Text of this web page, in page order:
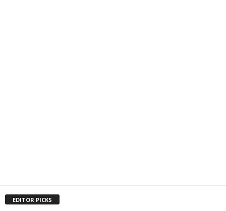
EDITOR PICKS